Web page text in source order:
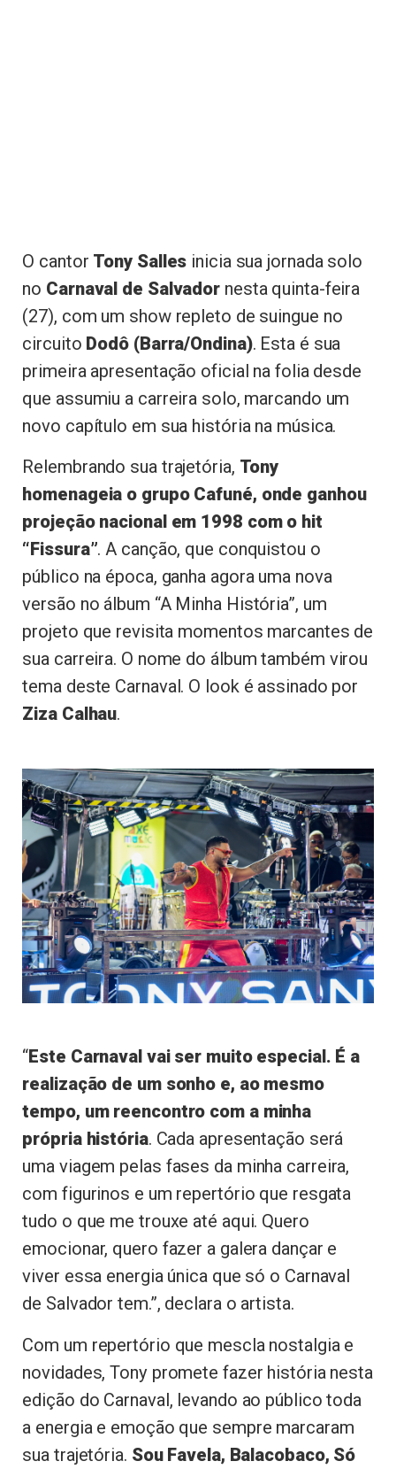
O cantor Tony Salles inicia sua jornada solo
no Carnaval de Salvador nesta quinta-feira
(27), com um show repleto de suingue no
circuito Dodô (Barra/Ondina). Esta é sua
primeira apresentação oficial na folia desde
que assumiu a carreira solo, marcando um
novo capítulo em sua história na música.
Relembrando sua trajetória, Tony
homenageia o grupo Cafuné, onde ganhou
projeção nacional em 1998 com o hit
“Fissura”. A canção, que conquistou o
público na época, ganha agora uma nova
versão no álbum “A Minha História”, um
projeto que revisita momentos marcantes de
sua carreira. O nome do álbum também virou
tema deste Carnaval. O look é assinado por
Ziza Calhau.
“Este Carnaval vai ser muito especial. É a
realização de um sonho e, ao mesmo
tempo, um reencontro com a minha
própria história. Cada apresentação será
uma viagem pelas fases da minha carreira,
com figurinos e um repertório que resgata
tudo o que me trouxe até aqui. Quero
emocionar, quero fazer a galera dançar e
viver essa energia única que só o Carnaval
de Salvador tem.”, declara o artista.
Com um repertório que mescla nostalgia e
novidades, Tony promete fazer história nesta
edição do Carnaval, levando ao público toda
a energia e emoção que sempre marcaram
sua trajetória. Sou Favela, Balacobaco, Só